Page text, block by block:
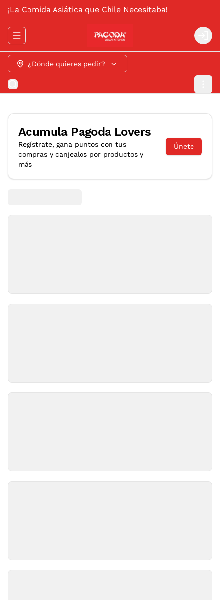
¡La Comida Asiática que Chile Necesitaba!
Abrir menu de navegación Login
¿Dónde quieres pedir?
Acumula Pagoda Lovers
Regístrate, gana puntos con tus
compras y canjealos por productos y
más
Únete